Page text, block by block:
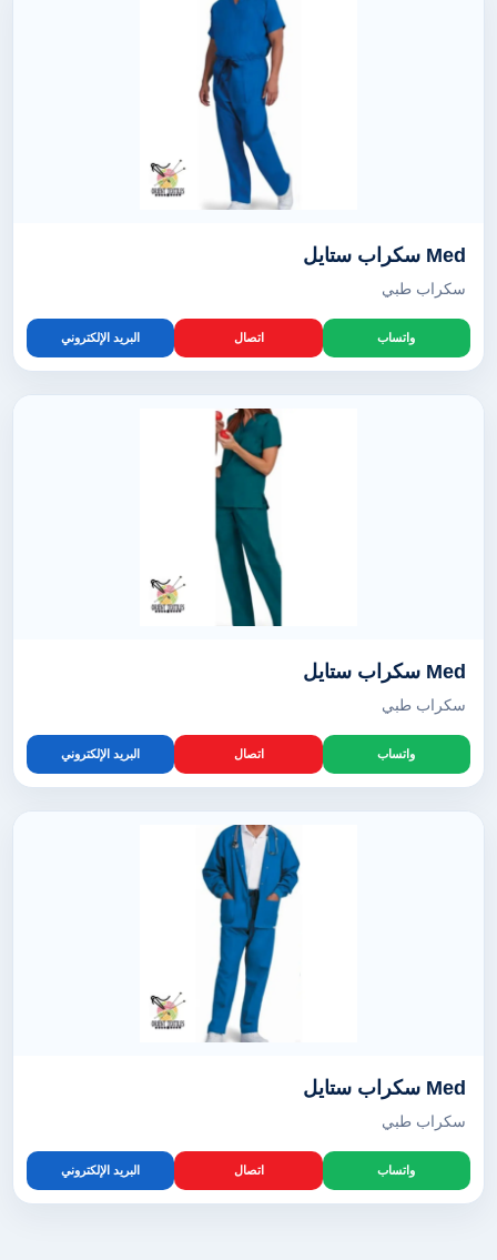
Med سكراب ستايل
سكراب طبي
واتساب اتصال البريد الإلكتروني
Med سكراب ستايل
سكراب طبي
واتساب اتصال البريد الإلكتروني
Med سكراب ستايل
سكراب طبي
واتساب اتصال البريد الإلكتروني